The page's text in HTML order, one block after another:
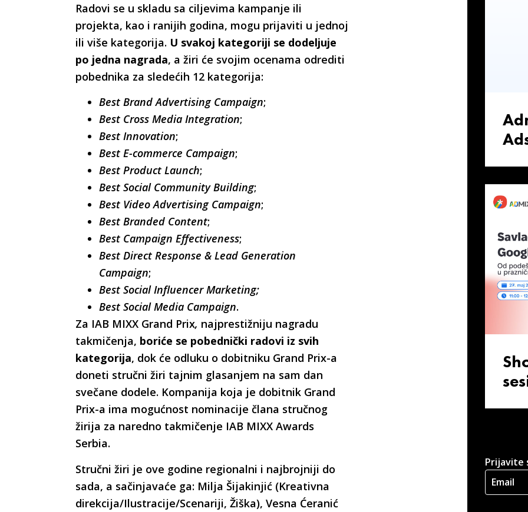
Radovi se u skladu sa ciljevima kampanje ili
projekta, kao i ranijih godina, mogu prijaviti u jednoj
ili više kategorija. U svakoj kategoriji se dodeljuje
po jedna nagrada, a žiri će svojim ocenama odrediti
pobednika za sledećih 12 kategorija:
Best Brand Advertising Campaign;
Best Cross Media Integration;
Best Innovation;
Best E-commerce Campaign;
Best Product Launch;
Best Social Community Building;
Best Video Advertising Campaign;
Best Branded Content;
Best Campaign Effectiveness;
Best Direct Response & Lead Generation
Campaign;
Best Social Influencer Marketing;
Best Social Media Campaign.
Za IAB MIXX Grand Prix, najprestižniju nagradu
takmičenja, boriće se pobednički radovi iz svih
kategorija, dok će odluku o dobitniku Grand Prix-a
doneti stručni žiri tajnim glasanjem na sam dan
svečane dodele. Kompanija koja je dobitnik Grand
Prix-a ima mogućnost nominacije člana stručnog
žirija za naredno takmičenje IAB MIXX Awards
Serbia.
Stručni žiri je ove godine regionalni i najbrojniji do
sada, a sačinjavaće ga: Milja Šijakinjić (Kreativna
direkcija/Ilustracije/Scenariji, Žiška), Vesna Ćeranić
Prijavite